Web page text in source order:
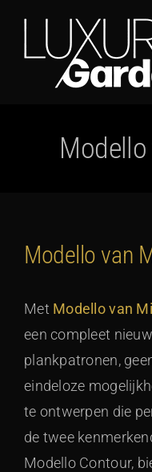
inhoud
Modello van
Met Modello van
een compleet
plankpatronen,
eindeloze
te ontwerpen die
de twee
Modello Contour,